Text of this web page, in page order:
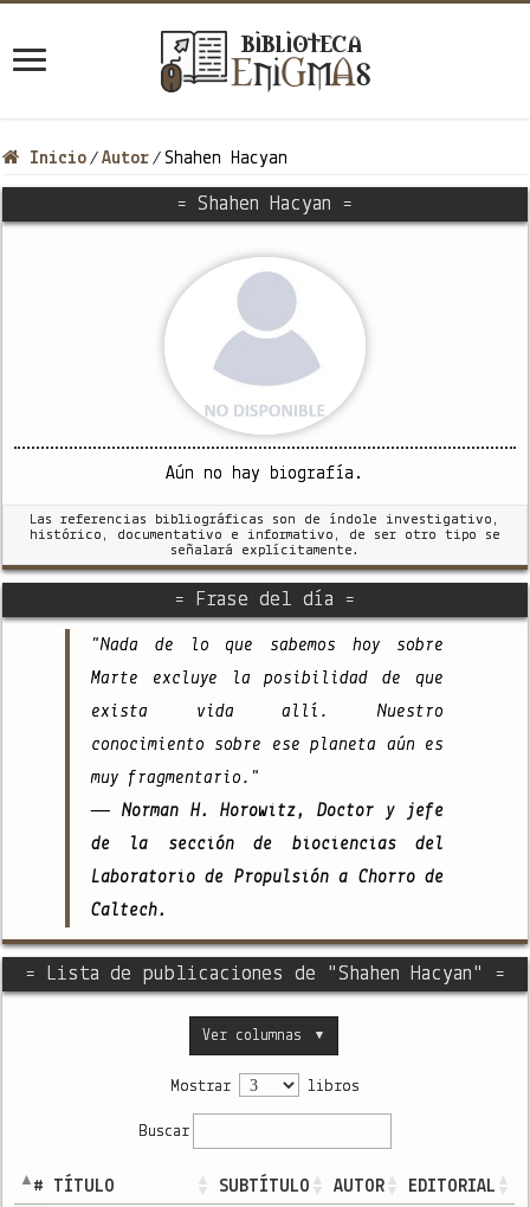
Inicio / Autor / Shahen Hacyan
= Shahen Hacyan =
Aún no hay biografía.
Las referencias bibliográficas son de índole investigativo,
histórico, documentativo e informativo, de ser otro tipo se
señalará explícitamente.
= Frase del día =
"Nada de lo que sabemos hoy sobre
Marte excluye la posibilidad de que
exista vida allí. Nuestro
conocimiento sobre ese planeta aún es
muy fragmentario."
— Norman H. Horowitz, Doctor y jefe
de la sección de biociencias del
Laboratorio de Propulsión a Chorro de
Caltech.
= Lista de publicaciones de "Shahen Hacyan" =
Ver columnas ▼
Mostrar libros
Buscar
# TÍTULO SUBTÍTULO AUTOR EDITORIAL